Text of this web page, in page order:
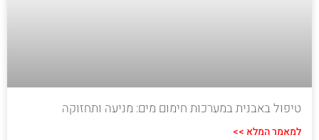
טיפול באבנית במערכות חימום מים: מניעה ותחזוקה
למאמר המלא >>